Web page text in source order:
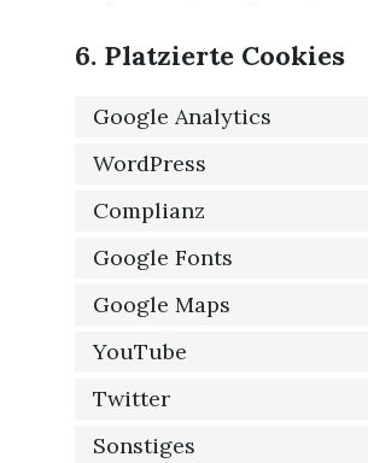
6. Platzierte Cookies
Google Analytics
WordPress
Complianz
Google Fonts
Google Maps
YouTube
Twitter
Sonstiges